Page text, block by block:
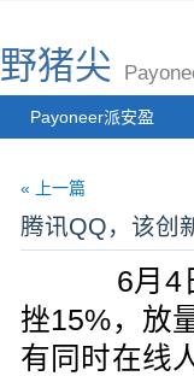
野猪尖
Payoneer派安盈
« 上一篇
腾讯QQ，该创
6月4日
挫15%，放
有同时在线